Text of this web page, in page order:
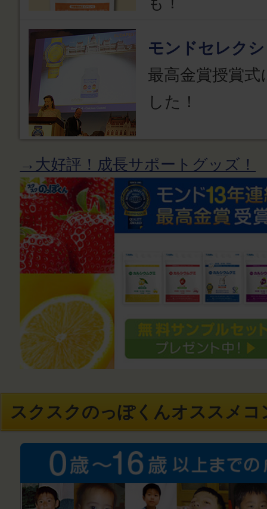
モンドセレク
最高金賞授賞
した！
→大好評！成長サポートグッズ！
スクスクのっぽくんオススメコ